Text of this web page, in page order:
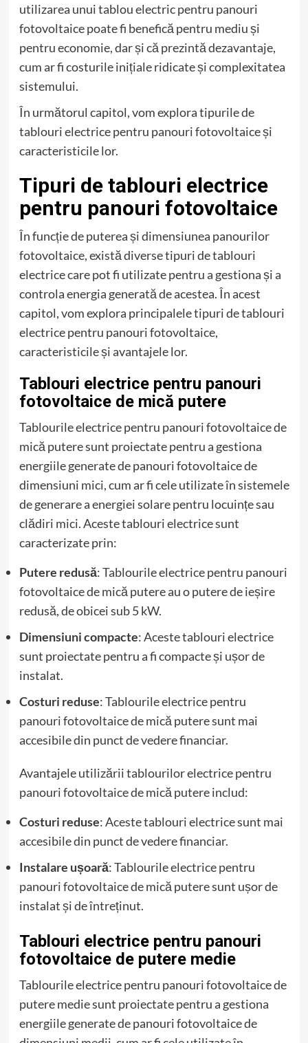
utilizarea unui tablou electric pentru panouri
fotovoltaice poate fi benefică pentru mediu și
pentru economie, dar și că prezintă dezavantaje,
cum ar fi costurile inițiale ridicate și complexitatea
sistemului.
În următorul capitol, vom explora tipurile de
tablouri electrice pentru panouri fotovoltaice și
caracteristicile lor.
Tipuri de tablouri electrice
pentru panouri fotovoltaice
În funcție de puterea și dimensiunea panourilor
fotovoltaice, există diverse tipuri de tablouri
electrice care pot fi utilizate pentru a gestiona și a
controla energia generată de acestea. În acest
capitol, vom explora principalele tipuri de tablouri
electrice pentru panouri fotovoltaice,
caracteristicile și avantajele lor.
Tablouri electrice pentru panouri
fotovoltaice de mică putere
Tablourile electrice pentru panouri fotovoltaice de
mică putere sunt proiectate pentru a gestiona
energiile generate de panouri fotovoltaice de
dimensiuni mici, cum ar fi cele utilizate în sistemele
de generare a energiei solare pentru locuințe sau
clădiri mici. Aceste tablouri electrice sunt
caracterizate prin:
Putere redusă: Tablourile electrice pentru panouri
fotovoltaice de mică putere au o putere de ieșire
redusă, de obicei sub 5 kW.
Dimensiuni compacte: Aceste tablouri electrice
sunt proiectate pentru a fi compacte și ușor de
instalat.
Costuri reduse: Tablourile electrice pentru
panouri fotovoltaice de mică putere sunt mai
accesibile din punct de vedere financiar.
Avantajele utilizării tablourilor electrice pentru
panouri fotovoltaice de mică putere includ:
Costuri reduse: Aceste tablouri electrice sunt mai
accesibile din punct de vedere financiar.
Instalare ușoară: Tablourile electrice pentru
panouri fotovoltaice de mică putere sunt ușor de
instalat și de întreținut.
Tablouri electrice pentru panouri
fotovoltaice de putere medie
Tablourile electrice pentru panouri fotovoltaice de
putere medie sunt proiectate pentru a gestiona
energiile generate de panouri fotovoltaice de